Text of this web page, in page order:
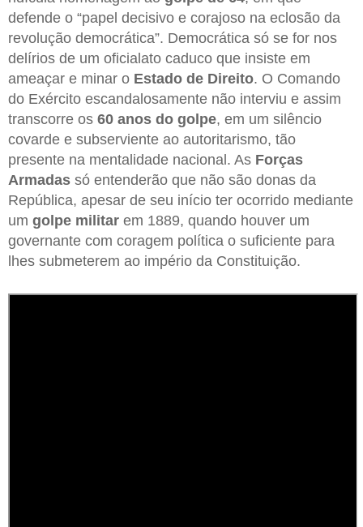
defende o “papel decisivo e corajoso na eclosão da
revolução democrática”. Democrática só se for nos
delírios de um oficialato caduco que insiste em
ameaçar e minar o Estado de Direito. O Comando
do Exército escandalosamente não interviu e assim
transcorre os 60 anos do golpe, em um silêncio
covarde e subserviente ao autoritarismo, tão
presente na mentalidade nacional. As Forças
Armadas só entenderão que não são donas da
República, apesar de seu início ter ocorrido mediante
um golpe militar em 1889, quando houver um
governante com coragem política o suficiente para
lhes submeterem ao império da Constituição.